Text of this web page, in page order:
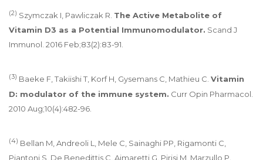
(2) Szymczak I, Pawliczak R. The Active Metabolite of
Vitamin D3 as a Potential Immunomodulator. Scand J
Immunol. 2016 Feb;83(2):83-91.
(3) Baeke F, Takiishi T, Korf H, Gysemans C, Mathieu C. Vitamin
D: modulator of the immune system. Curr Opin Pharmacol.
2010 Aug;10(4):482-96.
(4) Bellan M, Andreoli L, Mele C, Sainaghi PP, Rigamonti C,
Piantoni S, De Benedittis C, Aimaretti G, Pirisi M, Marzullo P.